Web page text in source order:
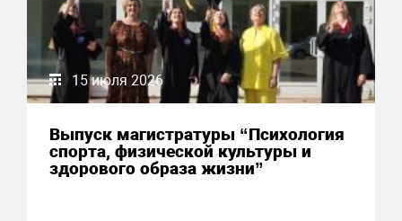
15 июля 2026
Выпуск магистратуры “Психология
спорта, физической культуры и
здорового образа жизни”